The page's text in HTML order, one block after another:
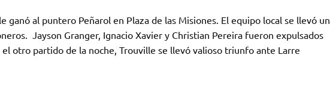
ganó al puntero Peñarol en Plaza de las Misiones. El equipo local se llevó un
Jayson Granger, Ignacio Xavier y Christian Pereira fueron expulsados
otro partido de la noche, Trouville se llevó valioso triunfo ante Larre